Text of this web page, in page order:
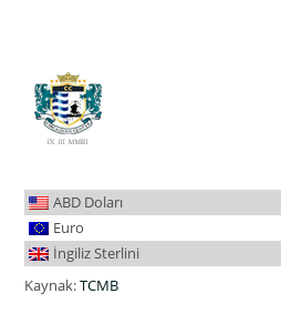
ABD Doları
Euro
İngiliz Sterlini
Kaynak:TCMB